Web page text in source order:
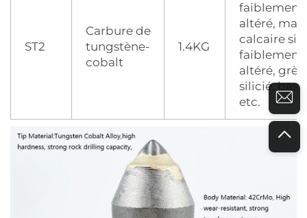
ST2
Carbure de
tungstène-
cobalt
1.4KG
faiblement
altéré,
calcaire
faiblement
altéré, grès
silicié,
etc.